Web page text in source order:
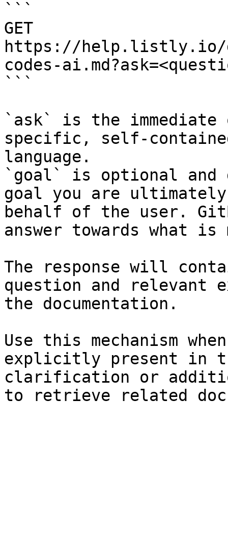
```
GET
https://help.listly.io/
codes-
```
`ask` is the
specific, self-
language.
`goal` is optional and
goal you are
behalf of the user.
answer towards what
The response will
question and relevant
the documentation.
Use this mechanism
explicitly present in
clarification or